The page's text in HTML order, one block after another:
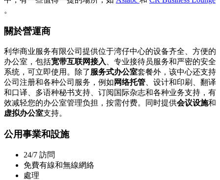
。
關於營運商
利华商业服务有限公司提供位于湾仔中心的设备齐全、方便的
办公室，包括宽带互联网接入、专业接待员服务和严密的安全
系统，可立即使用。除了服务式办公室套餐外，该中心还支持
公司注册和各种公司服务，例如 网络托管、设计和印刷、翻译
和口译、多语种秘书支持、订阅国际杂志和各种业务支持，有
效减轻您的办公室管理负担，按需付费。同时提供会议设施和
虚拟办公室支持。
公用事業和設施
24/7 訪問
免費有線和無線網絡
處理